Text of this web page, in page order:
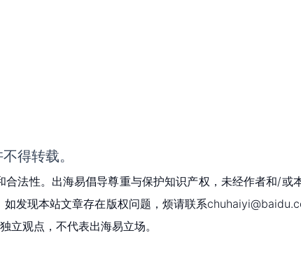
得转载。
法性。出海易倡导尊重与保护知识产权，未经作者和/或
发现本站文章存在版权问题，烦请联系
立观点，不代表出海易立场。